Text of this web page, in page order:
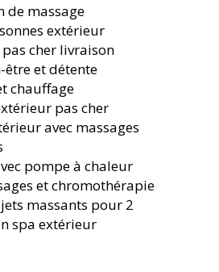
de massage
extérieur
cher livraison
et détente
chauffage
pas cher
avec massages
pompe à chaleur
et chromothérapie
massants pour 2
spa extérieur